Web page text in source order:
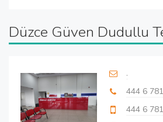
Düzce Güven Dudullu
.
444 6 781
444 6 781